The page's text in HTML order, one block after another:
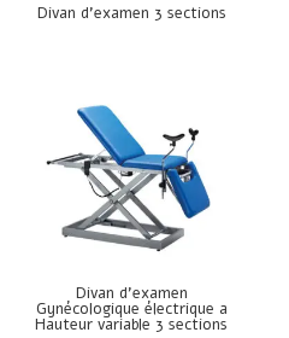
Divan d’examen 3 sections
Divan d’examen
Gynécologique électrique a
Hauteur variable 3 sections